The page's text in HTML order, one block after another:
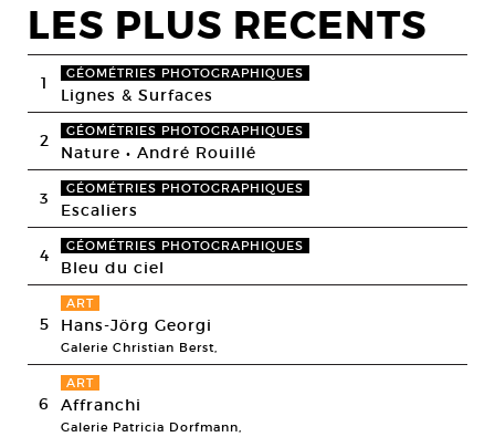
LES PLUS RECENTS
1 GÉOMÉTRIES PHOTOGRAPHIQUES
Lignes & Surfaces
2 GÉOMÉTRIES PHOTOGRAPHIQUES
Nature • André Rouillé
3 GÉOMÉTRIES PHOTOGRAPHIQUES
Escaliers
4 GÉOMÉTRIES PHOTOGRAPHIQUES
Bleu du ciel
5
ART
Hans-Jörg Georgi
Galerie Christian Berst,
6
ART
Affranchi
Galerie Patricia Dorfmann,